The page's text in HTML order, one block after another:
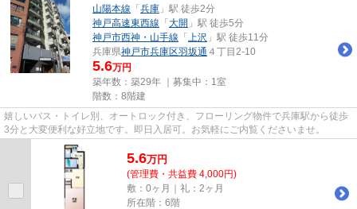
山陽本線 「 兵庫 」駅 徒歩2分
神戸高速東西線 「 大開 」駅 徒歩5分
神戸市西神・山手線 「 上沢 」駅 徒歩11分
兵庫県神戸市兵庫区羽坂通 ４丁目2-10
5.6万円
築年数：築29年 ｜募集中： 1室
階数：8階建
嬉しいバス・トイレ別、オートロック付き、フローリング物件で兵庫駅から徒歩
3分と大変便利な好立地です。即日入居可。お気軽にご内覧くださいませ。
5.6万円
(管理費・共益費 4,000円)
敷：0ヶ月｜礼：2ヶ月
所在階：6階